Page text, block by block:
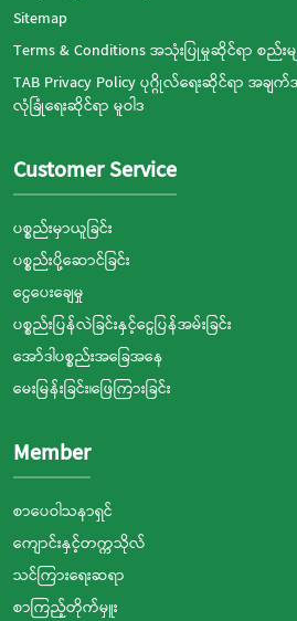
Sitemap
Terms & Conditions အသုံးပြုမှုဆိုင်ရာ စည်းမ
TAB Privacy Policy ပုဂ္ဂိုလ်ရေးဆိုင်ရာ အခ
လုံခြုံရေးဆိုင်ရာ မူဝါဒ
Customer Service
ပစ္စည်းမှာယူခြင်း
ပစ္စည်းပို့ဆောင်ခြင်း
ငွေပေးချေမှု
ပစ္စည်းပြန်လဲခြင်းနှင့်ငွေပြန်အမ်းခြင်း
အော်ဒါပစ္စည်းအခြေအနေ
မေးမြန်းခြင်း၊ဖြေကြားခြင်း
Member
စာပေဝါသနာရှင်
ကျောင်းနှင့်တက္ကသိုလ်
သင်ကြားရေးဆရာ
စာကြည့်တိုက်မှူး